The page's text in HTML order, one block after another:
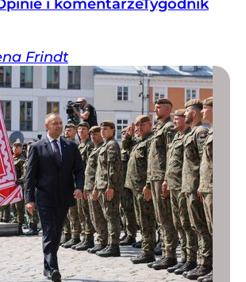
i komentarzeTygodnik
Frindt